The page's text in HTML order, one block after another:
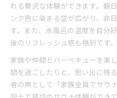
れる贅沢な体験ができます。朝
ンク色に染まる空が広がり、非
す。また、水風呂の温度を自分
後のリフレッシュ感も格別です。
家族や仲間とバーベキューを楽
間を過ごしたりと、思い出に残
者の声として「家族全員でサウ